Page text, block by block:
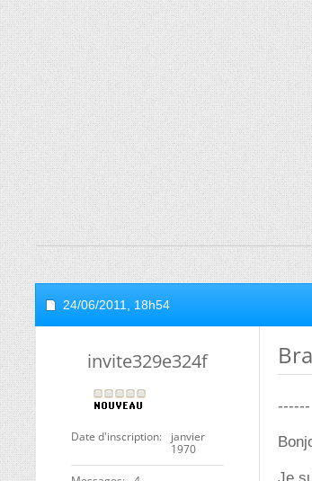
24/06/2011, 18h54
invite329e324f
Date d'inscription
janvier
1970
------